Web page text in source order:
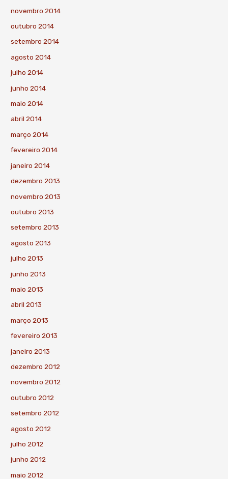
novembro 2014
outubro 2014
setembro 2014
agosto 2014
julho 2014
junho 2014
maio 2014
abril 2014
março 2014
fevereiro 2014
janeiro 2014
dezembro 2013
novembro 2013
outubro 2013
setembro 2013
agosto 2013
julho 2013
junho 2013
maio 2013
abril 2013
março 2013
fevereiro 2013
janeiro 2013
dezembro 2012
novembro 2012
outubro 2012
setembro 2012
agosto 2012
julho 2012
junho 2012
maio 2012